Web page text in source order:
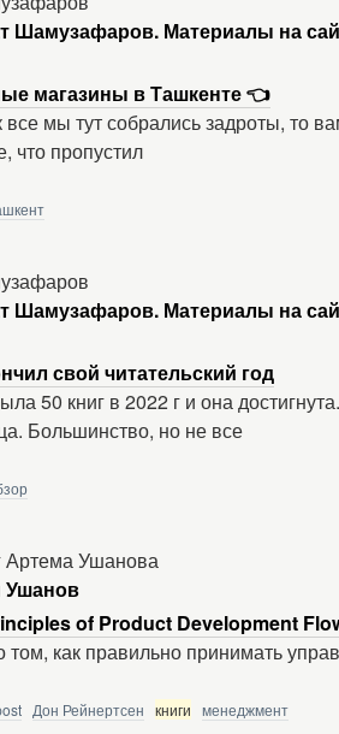
Шамузафаров. Материалы на
магазины в Ташкенте 👈
все мы тут собрались задроты, то
что пропустил
Шамузафаров. Материалы на
свой читательский год
50 книг в 2022 г и она
Большинство, но не все
Ушанов
of Product Development
том, как правильно принимать
Дон Рейнертсен книги менеджмент